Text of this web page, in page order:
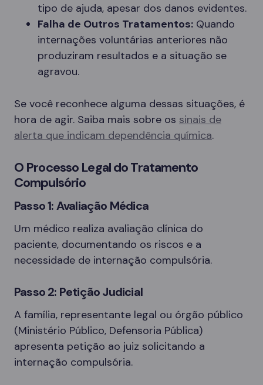
tipo de ajuda, apesar dos danos evidentes.
Falha de Outros Tratamentos: Quando
internações voluntárias anteriores não
produziram resultados e a situação se
agravou.
Se você reconhece alguma dessas situações, é
hora de agir. Saiba mais sobre os sinais de
alerta que indicam dependência química.
O Processo Legal do Tratamento
Compulsório
Passo 1: Avaliação Médica
Um médico realiza avaliação clínica do
paciente, documentando os riscos e a
necessidade de internação compulsória.
Passo 2: Petição Judicial
A família, representante legal ou órgão público
(Ministério Público, Defensoria Pública)
apresenta petição ao juiz solicitando a
internação compulsória.